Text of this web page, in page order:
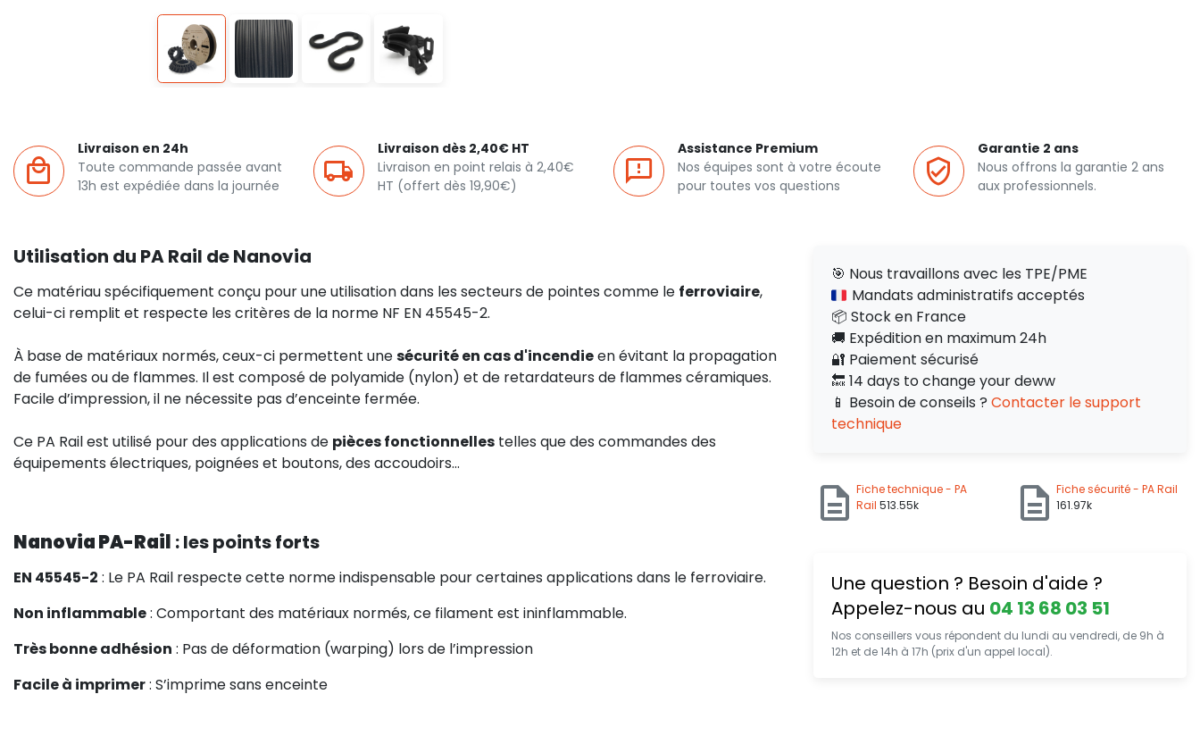
Livraison en 24h
Toute commande passée avant
13h est expédiée dans la journée
Livraison dès 2,40€ HT
Livraison en point relais à 2,40€
HT (offert dès 19,90€)
Assistance Premium
Nos équipes sont à votre écoute
pour toutes vos questions
Garantie 2 ans
Nous offrons la garantie 2 ans
aux professionnels.
Utilisation du PA Rail de Nanovia
Ce matériau spécifiquement conçu pour une utilisation dans les secteurs de pointes comme le ferroviaire,
celui-ci remplit et respecte les critères de la norme NF EN 45545-2.
À base de matériaux normés, ceux-ci permettent unesécurité en cas d'incendieen évitant la propagation
de fumées ou de flammes. Il est composé de polyamide (nylon) et de retardateurs de flammes céramiques.
Facile d’impression, il ne nécessite pas d’enceinte fermée.
Ce PA Rail est utilisé pour des applications de pièces fonctionnelles telles que des commandes des
équipements électriques, poignées et boutons, des accoudoirs...
Nanovia PA-Rail : les points forts
EN 45545-2 : Le PA Rail respecte cette norme indispensable pour certaines applications dans le ferroviaire.
Non inflammable: Comportant des matériaux normés, ce filament est ininflammable.
Très bonne adhésion : Pas de déformation (warping) lors de l’impression
Facile à imprimer: S’imprime sans enceinte
🎯 Nous travaillons avec les TPE/PME
Mandats administratifs acceptés
📦 Stock en France
🚚 Expédition en maximum 24h
🔐 Paiement sécurisé
🔙 14 days to change your deww
📱 Besoin de conseils ? Contacter le support
technique
Fiche technique - PA
Rail 513.55k
Fiche sécurité - PA Rail
161.97k
Une question ? Besoin d'aide ?
Appelez-nous au 04 13 68 03 51
Nos conseillers vous répondent du lundi au vendredi, de 9h à
12h et de 14h à 17h (prix d'un appel local).